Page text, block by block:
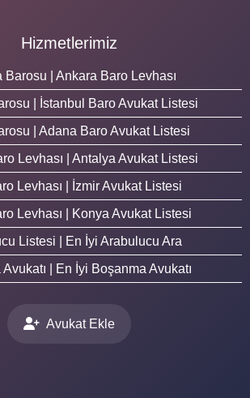
Hizmetlerimiz
Barosu | Ankara Baro Levhası
| İstanbul Baro Avukat Listesi
| Adana Baro Avukat Listesi
Levhası | Antalya Avukat Listesi
Levhası | İzmir Avukat Listesi
Levhası | Konya Avukat Listesi
Listesi | En İyi Arabulucu Ara
| En İyi Boşanma Avukatı
Avukat Ekle